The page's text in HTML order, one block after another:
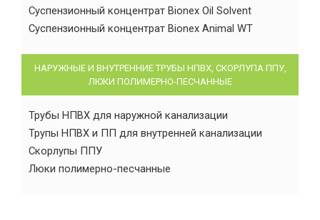
Суспензионный концентрат Bionex Oil Solvent
Суспензионный концентрат Bionex Animal WT
НАРУЖНЫЕ И ВНУТРЕННИЕ ТРУБЫ НПВХ, СКОРЛУПА ППУ,
ЛЮКИ ПОЛИМЕРНО-ПЕСЧАННЫЕ
Трубы НПВХ для наружной канализации
Трупы НПВХ и ПП для внутренней канализации
Скорлупы ППУ
Люки полимерно-песчанные